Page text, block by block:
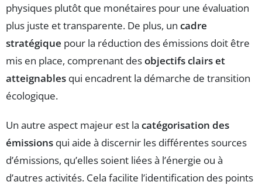
physiques plutôt que monétaires pour une évaluation
plus juste et transparente. De plus, un cadre
stratégique pour la réduction des émissions doit être
mis en place, comprenant desobjectifs clairs et
atteignables qui encadrent la démarche de transition
écologique.
Un autre aspect majeur est la catégorisation des
émissions qui aide à discernir les différentes sources
d’émissions, qu’elles soient liées à l’énergie ou à
d’autres activités. Cela facilite l’identification des points